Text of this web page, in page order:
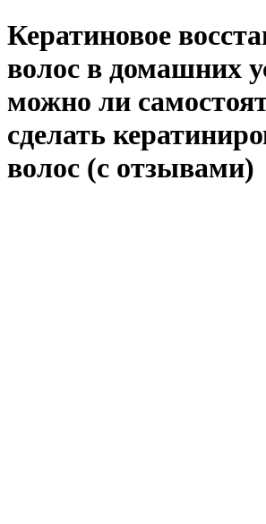
Кератиновое
волос в домашних
можно ли
сделать
волос (с отзывами)